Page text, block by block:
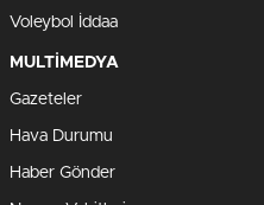
Voleybol İddaa
MULTİMEDYA
Gazeteler
Hava Durumu
Haber Gönder